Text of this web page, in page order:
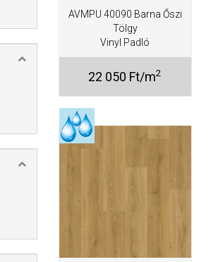
AVMPU 40090 Barna Őszi
Tölgy
Vinyl Padló
22 050 Ft/m2